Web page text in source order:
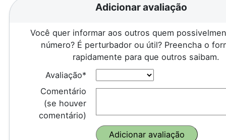
Adicionar avaliação
Você quer informar aos outros quem
número? É perturbador ou útil? Preencha o
rapidamente para que outros saibam.
Avaliação*
Comentário
(se houver
comentário)